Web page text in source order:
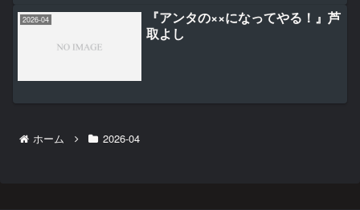
2026-04
『アンタの××になってやる！』芦
取よし
ホーム 2026-04